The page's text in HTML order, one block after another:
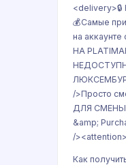
💰Самые
на
НА
/>Просто
ДЛЯ СМЕНЫ
&amp;
/
Как